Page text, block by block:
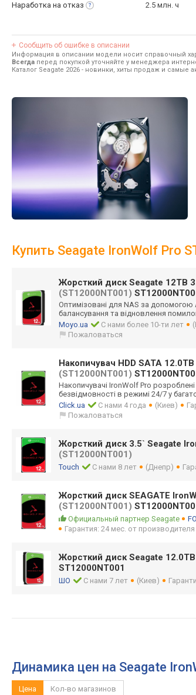
Наработка на отказ 2.5 млн. ч
Сообщить об ошибке в описании
Информация в описании модели носит справочный
Всегда перед покупкой уточняйте у менеджера
Каталог Seagate 2026 - новинки, хиты продаж и самые
Купить Seagate IronWolf Pro
Жорсткий диск Seagate 12TB
(ST12000NT001)
Оптимізовані для NAS за
балансування та відновлення
Moyo.ua
С нами более 10-ти лет
Пожаловаться
Накопичувач HDD SATA
(ST12000NT001)
Накопичувачі IronWolf Pro
безвідмовності в режимі 24/7 у
Click.ua
С нами 4 года (Киев)
Пожаловаться
Жорсткий диск 3.5` Seagate
(ST12000NT001)
Touch С нами 8 лет (Днепр)
Жорсткий диск SEAGATE
(ST12000NT001)
Официальный партнер Seagate
Гарантия: 24 мес. от производителя
Жорсткий диск Seagate
ST12000NT001
ШО С нами 7 лет (Киев)
Динамика цен на Seagate
Цена Кол-во магазинов